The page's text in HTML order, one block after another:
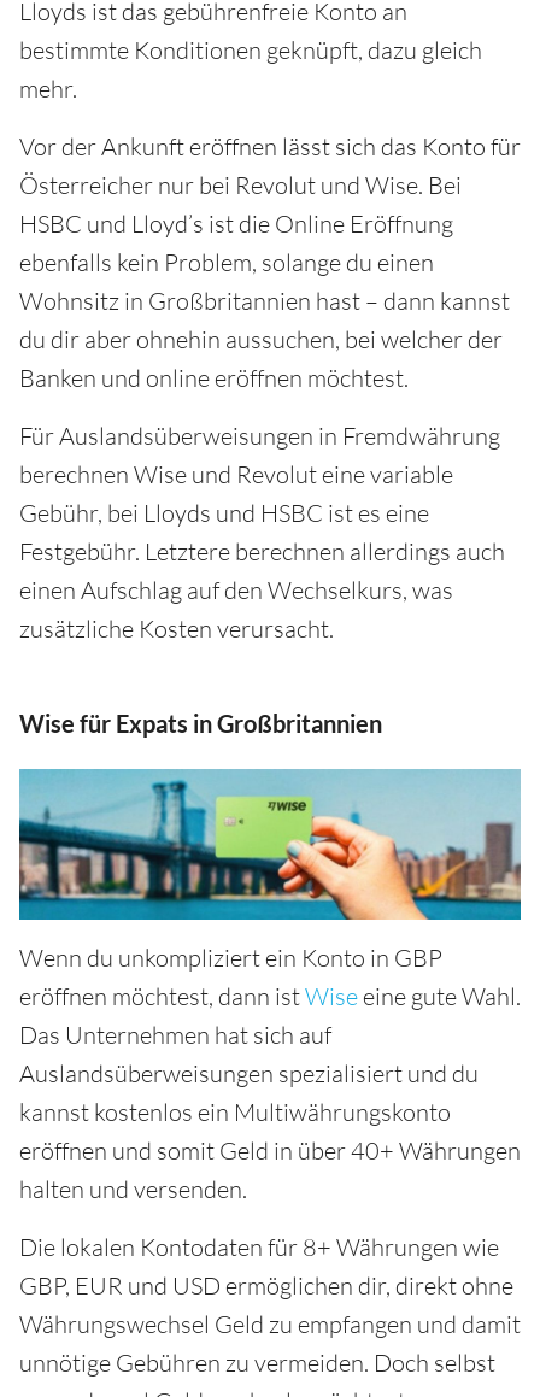
Lloyds ist das gebührenfreie Konto an
bestimmte Konditionen geknüpft, dazu gleich
mehr.
Vor der Ankunft eröffnen lässt sich das Konto für
Österreicher nur bei Revolut und Wise. Bei
HSBC und Lloyd’s ist die Online Eröffnung
ebenfalls kein Problem, solange du einen
Wohnsitz in Großbritannien hast – dann kannst
du dir aber ohnehin aussuchen, bei welcher der
Banken und online eröffnen möchtest.
Für Auslandsüberweisungen in Fremdwährung
berechnen Wise und Revolut eine variable
Gebühr, bei Lloyds und HSBC ist es eine
Festgebühr. Letztere berechnen allerdings auch
einen Aufschlag auf den Wechselkurs, was
zusätzliche Kosten verursacht.
Wise für Expats in Großbritannien
Wenn du unkompliziert ein Konto in GBP
eröffnen möchtest, dann istWise eine gute Wahl.
Das Unternehmen hat sich auf
Auslandsüberweisungen spezialisiert und du
kannst kostenlos ein Multiwährungskonto
eröffnen und somit Geld in über 40+ Währungen
halten und versenden.
Die lokalen Kontodaten für 8+ Währungen wie
GBP, EUR und USD ermöglichen dir, direkt ohne
Währungswechsel Geld zu empfangen und damit
unnötige Gebühren zu vermeiden. Doch selbst